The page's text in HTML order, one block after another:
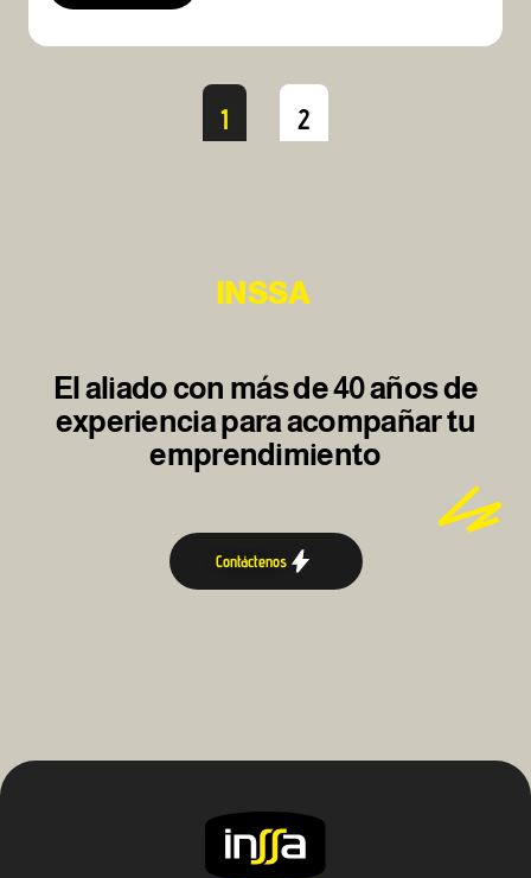
1 2
INSSA
El aliado con más de 40 años de
experiencia para acompañar tu
emprendimiento
Contáctenos